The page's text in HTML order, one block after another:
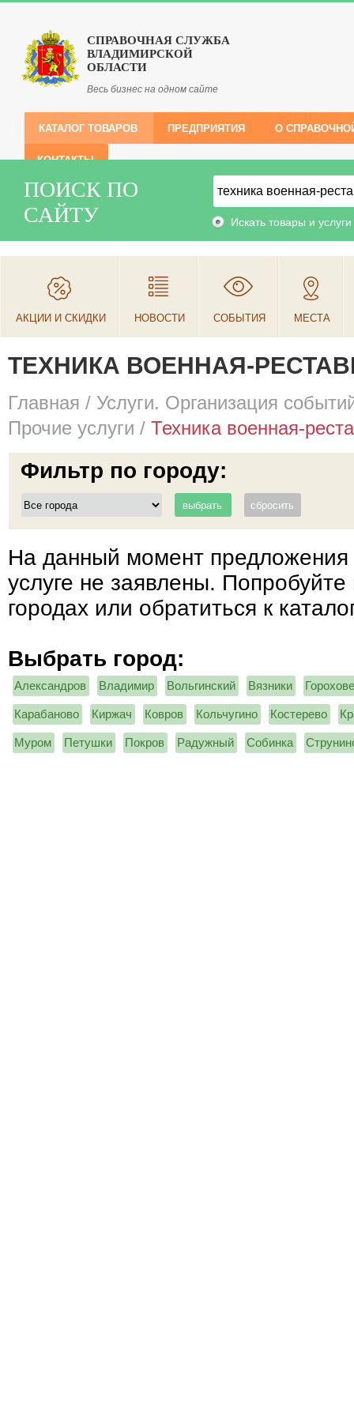
СПРАВОЧНАЯ СЛУЖБА
ВЛАДИМИРСКОЙ
ОБЛАСТИ
Весь бизнес на одном сайте
КАТАЛОГ ТОВАРОВ ПРЕДПРИЯТИЯ О
КОНТАКТЫ
ПОИСК ПО
САЙТУ
Искать товары и услуги
АКЦИИ И СКИДКИ НОВОСТИ СОБЫТИЯ МЕСТА
ТЕХНИКА ВОЕННАЯ-
Главная / Услуги. Организация
Прочие услуги /Техника военная-
Фильтр по городу:
На данный момент предложения
услуге не заявлены. Попробуйте
городах или обратиться к
Выбрать город:
Александров Владимир Вольгинский Вязники
Карабаново Киржач Ковров Кольчугино Костерево
Муром Петушки Покров Радужный Собинка